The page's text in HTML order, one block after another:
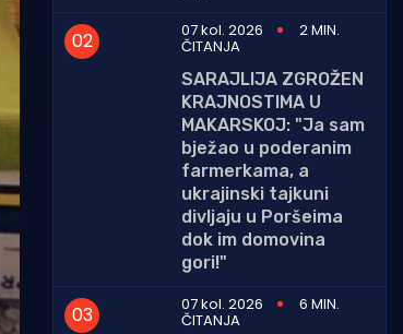
07 kol. 2026
2 MIN.
ČITANJA
SARAJLIJA ZGROŽEN
KRAJNOSTIMA U
MAKARSKOJ: "Ja sam
bježao u poderanim
farmerkama, a
ukrajinski tajkuni
divljaju u Poršeima
dok im domovina
gori!"
07 kol. 2026
6 MIN.
ČITANJA